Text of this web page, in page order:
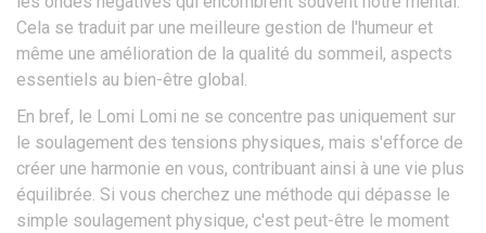
Cela se traduit par une meilleure gestion de l'humeur et
même une amélioration de la qualité du sommeil, aspects
essentiels au bien-être global.
En bref, le Lomi Lomi ne se concentre pas uniquement sur
le soulagement des tensions physiques, mais s'efforce de
créer une harmonie en vous, contribuant ainsi à une vie plus
équilibrée. Si vous cherchez une méthode qui dépasse le
simple soulagement physique, c'est peut-être le moment